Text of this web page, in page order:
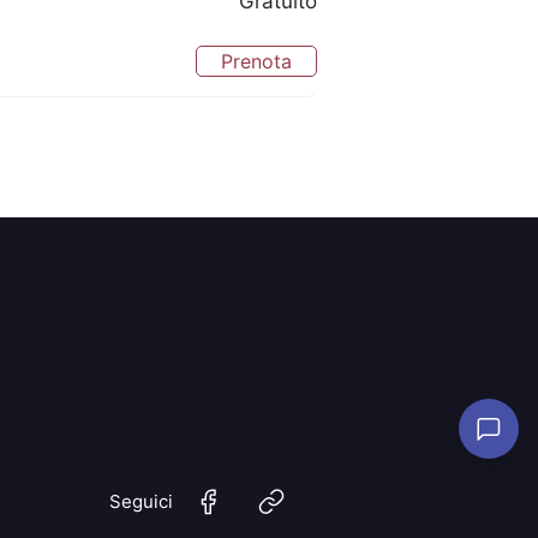
Prenota
Seguici